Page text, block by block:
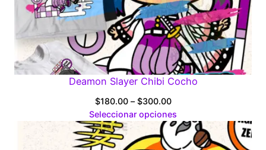
Deamon Slayer Chibi Cocho
$180.00 – $300.00Price
range:
$180.00
through
Seleccionar opciones